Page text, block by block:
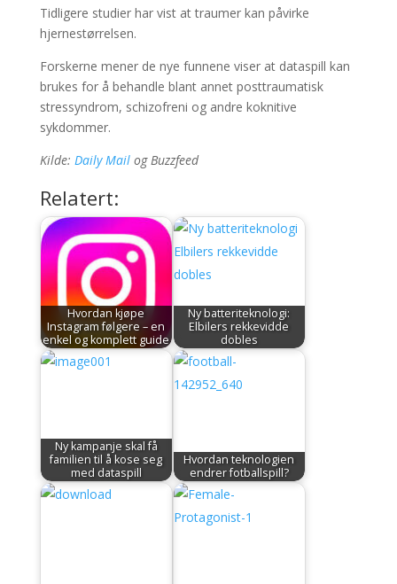
Tidligere studier har vist at traumer kan påvirke
hjernestørrelsen.
Forskerne mener de nye funnene viser at dataspill kan
brukes for å behandle blant annet posttraumatisk
stressyndrom, schizofreni og andre koknitive
sykdommer.
Kilde: Daily Mailog Buzzfeed
Relatert:
Hvordan kjøpe
Instagram følgere – en
enkel og komplett guide
Ny batteriteknologi:
Elbilers rekkevidde
dobles
Ny kampanje skal få
familien til å kose seg
med dataspill
Hvordan teknologien
endrer fotballspill?